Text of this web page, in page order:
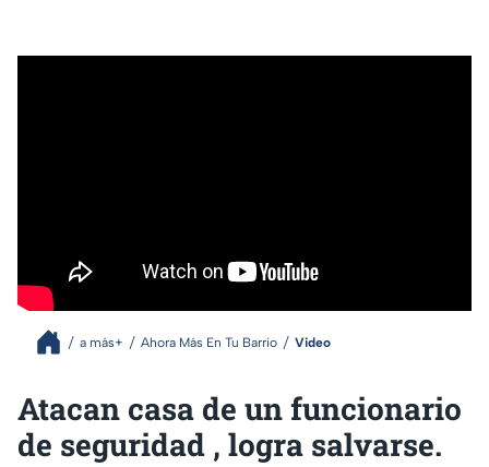
a más+ Ahora Más En Tu Barrio Video
Atacan casa de un funcionario
de seguridad , logra salvarse.